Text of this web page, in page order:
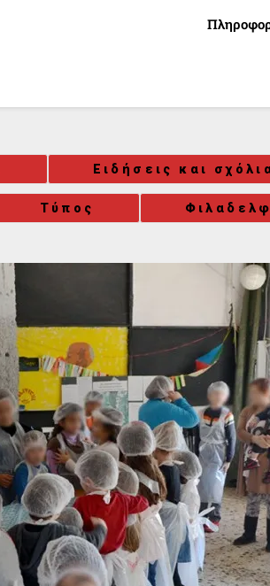
Ειδήσεις και
Τύπος